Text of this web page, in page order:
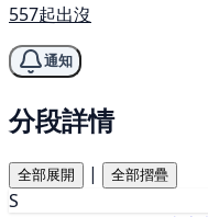
557起出沒
通知
分段詳情
全部展開 | 全部摺疊
S